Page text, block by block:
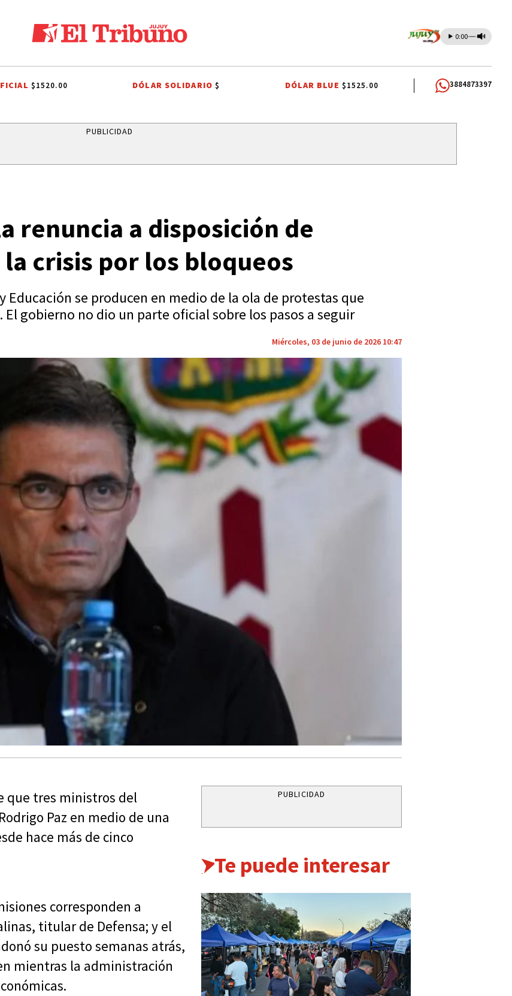
0:00
CAYETANO CONFLICTO PORTUARIO GREMIOS DOCENTES RUBÉN EDUARDO RIVAROLA JORGE GARCÍA
$1520.00 DÓLAR SOLIDARIO$ DÓLAR BLUE $1525.00 3884873397
PUBLICIDAD
renuncia a disposición de
crisis por los bloqueos
Educación se producen en medio de la ola de protestas que
El gobierno no dio un parte oficial sobre los pasos a seguir
Miércoles, 03 de junio de 2026 10:47
que tres ministros del
Paz en medio de una
hace más de cinco
corresponden a
titular de Defensa; y el
su puesto semanas atrás,
mientras la administración
PUBLICIDAD
Te puede interesar